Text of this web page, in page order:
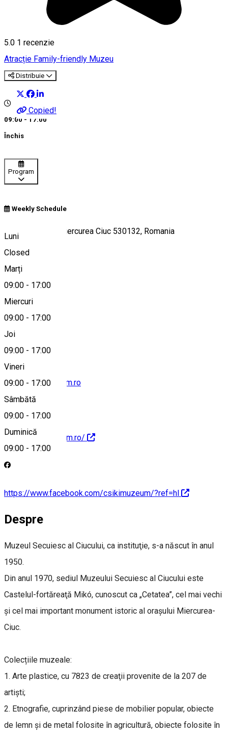
5.0 1 recenzie
Atracție Family-friendly Muzeu
Distribuie
Copied!
09:00 - 17:00
Închis
Program
Weekly Schedule
Luni
Closed
Marți
09:00 - 17:00
Miercuri
09:00 - 17:00
Joi
09:00 - 17:00
Vineri
09:00 - 17:00
Sâmbătă
09:00 - 17:00
Duminică
09:00 - 17:00
Piața Cetății 2, Miercurea Ciuc 530132, Romania
Hartă
info@csikimuzeum.ro
http://csikimuzeum.ro/
https://www.facebook.com/csikimuzeum/?ref=hl
Despre
Muzeul Secuiesc al Ciucului, ca instituţie, s-a născut în anul
1950.
Din anul 1970, sediul Muzeului Secuiesc al Ciucului este
Castelul-fortăreaţă Mikó, cunoscut ca „Cetatea”, cel mai vechi
şi cel mai important monument istoric al oraşului Miercurea-
Ciuc.
Colecțiile muzeale:
1. Arte plastice, cu 7823 de creaţii provenite de la 207 de
artişti;
2. Etnografie, cuprinzând piese de mobilier popular, obiecte
de lemn şi de metal folosite în agricultură, obiecte folosite în